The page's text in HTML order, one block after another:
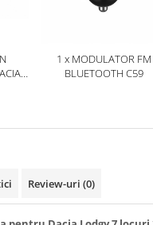
1 x MODULATOR FM
BLUETOOTH C59
Review-uri (0)